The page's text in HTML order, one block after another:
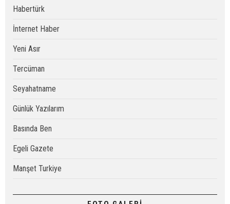
Habertürk
İnternet Haber
Yeni Asır
Tercüman
Seyahatname
Günlük Yazılarım
Basında Ben
Egeli Gazete
Manşet Turkiye